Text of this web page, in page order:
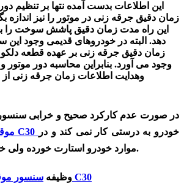
این اطلاعات بدست آمده نتها بر تنظیم
این راه مدت زمان دقیق پاشش سوخت را
دهد. البته در خودروهای قدیمی وجود
زمان دقیق جرقه زنی بر عهده قطعه دلکو
وجود می آورد. بنابراین محاسبه دور موتور
وهدایت اطلاعات زمان جرقه زنی
در صورت عدم کارکرد صحیح و خرابی سنسور
موقعیت میل لنگ ولکس C30
خودرو به درستی کار نمی کند و در
موارد خودرو استارت خورده ولی خودرو روشن نمی شود.
وظیفه سنسور موقعیت میل لنگ ولکس C30